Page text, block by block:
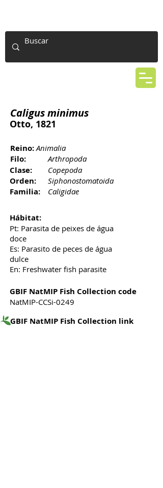
Caligus minimus
Otto, 1821
Reino:Animalia
Filo: Arthropoda
Clase: Copepoda
Orden: Siphonostomatoida
Familia: Caligidae
Hábitat:
Pt: Parasita de peixes de água
doce
Es: Parasito de peces de água
dulce
En: Freshwater fish parasite
GBIF NatMIP Fish Collection code
NatMIP-CCSi-0249
GBIF NatMIP Fish Collection link